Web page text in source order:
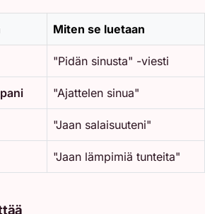
Miten se luetaan
"Pidän sinusta" -viesti
"Ajattelen sinua"
"Jaan salaisuuteni"
"Jaan lämpimiä tunteita"